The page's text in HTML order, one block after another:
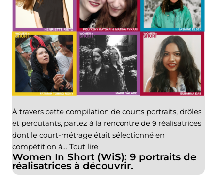
Women In Short (WiS): 9 portraits de
réalisatrices à découvrir.
À travers cette compilation de courts portraits, drôles
et percutants, partez à la rencontre de 9 réalisatrices
dont le court-métrage était sélectionné en
compétition à… Tout lire